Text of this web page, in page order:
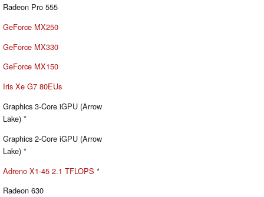
Radeon Pro 555
GeForce MX250
GeForce MX330
GeForce MX150
Iris Xe G7 80EUs
Graphics 3-Core iGPU (Arrow
Lake) *
Graphics 2-Core iGPU (Arrow
Lake) *
Adreno X1-45 2.1 TFLOPS *
Radeon 630